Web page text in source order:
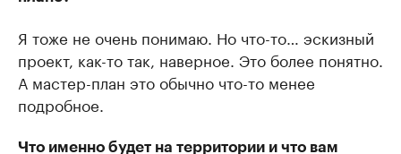
Я тоже не очень понимаю. Но что-то… эскизный
проект, как-то так, наверное. Это более понятно.
А мастер-план это обычно что-то менее
подробное.
Что именно будет на территории и что вам